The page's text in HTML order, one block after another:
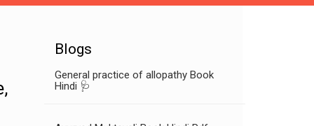
Blogs
General practice of allopathy Book
Hindi 🩺